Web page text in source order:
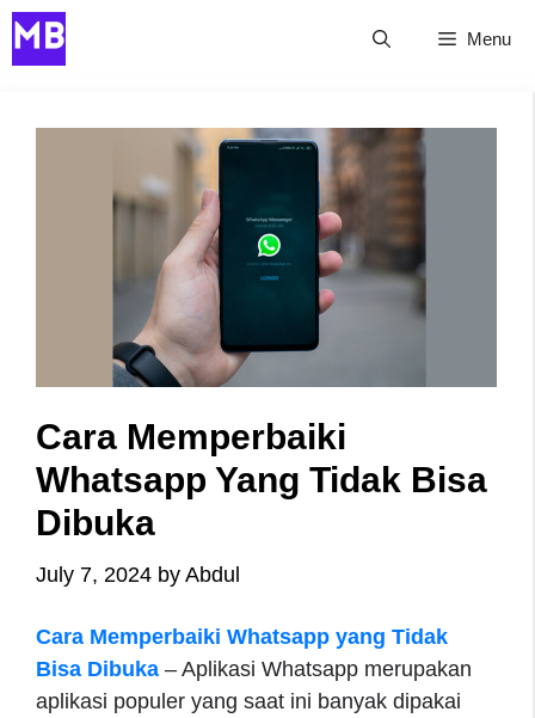
Skip
to
Menu
Cara Memperbaiki
Whatsapp Yang Tidak Bisa
Dibuka
July 7, 2024 by Abdul
Cara Memperbaiki Whatsapp yang Tidak
Bisa Dibuka – Aplikasi Whatsapp merupakan
aplikasi populer yang saat ini banyak dipakai